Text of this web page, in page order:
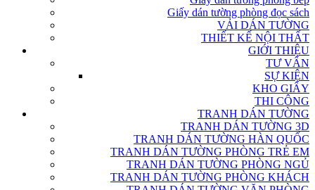
Giấy dán tường phòng đọc sách
VẢI DÁN TƯỜNG
THIẾT KẾ NỘI THẤT
GIỚI THIỆU
TƯ VẤN
SỰ KIỆN
KHO GIẤY
THI CÔNG
TRANH DÁN TƯỜNG
TRANH DÁN TƯỜNG 3D
TRANH DÁN TƯỜNG HÀN QUỐC
TRANH DÁN TƯỜNG PHÒNG TRẺ EM
TRANH DÁN TƯỜNG PHÒNG NGỦ
TRANH DÁN TƯỜNG PHÒNG KHÁCH